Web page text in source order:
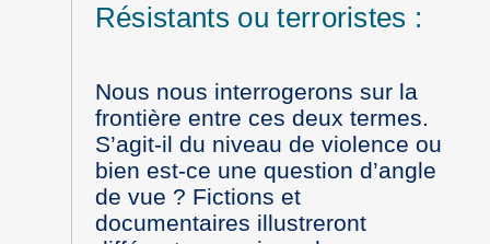
Résistants ou terroristes :
Nous nous interrogerons sur la
frontière entre ces deux termes.
S’agit-il du niveau de violence ou
bien est-ce une question d’angle
de vue ? Fictions et
documentaires illustreront